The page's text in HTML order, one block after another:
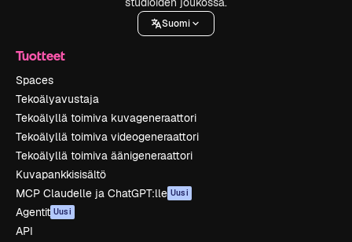
Suomi
Tuotteet
Spaces
Tekoälyavustaja
Tekoälyllä toimiva kuvageneraattori
Tekoälyllä toimiva videogeneraattori
Tekoälyllä toimiva äänigeneraattori
Kuvapankkisisältö
MCP Claudelle ja ChatGPT:lle Uusi
Agentit Uusi
API